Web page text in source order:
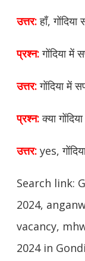
उत्तर:हाँ,
प्रश्न:गोंदिया में
उत्तर:गोंदिया में
प्रश्न:क्या
उत्तर: yes,
Search link:
2024,
vacancy,
2024 in